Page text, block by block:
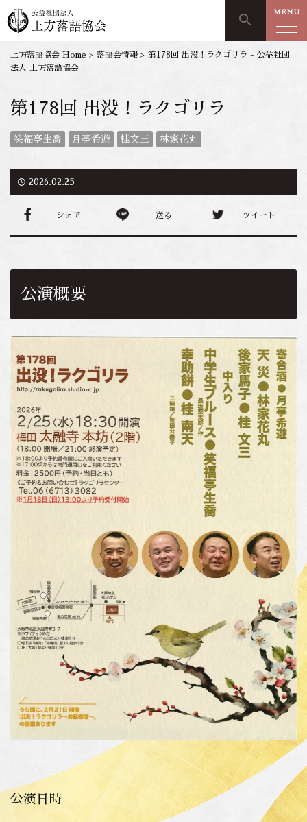
search MENU
上方落語協会 Home > 落語会情報 > 第178回 出没！ラクゴリラ - 公益社団
法人 上方落語協会
第178回 出没！ラクゴリラ
笑福亭生喬 月亭希遊 桂文三 林家花丸
access_time 2026.02.25
シェア 送る ツイート
公演概要
公演日時